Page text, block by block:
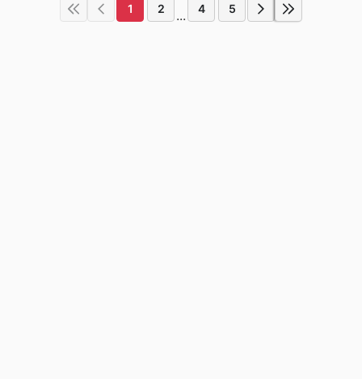
1 2 ... 4 5